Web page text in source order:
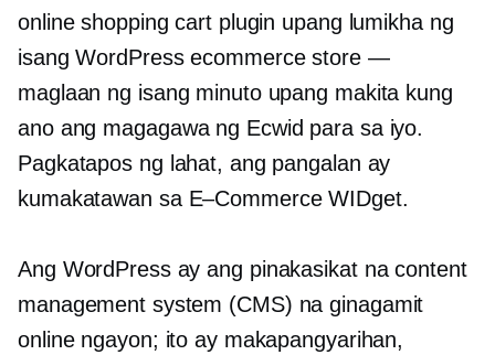
online shopping cart plugin upang lumikha ng
isang WordPress ecommerce store —
maglaan ng isang minuto upang makita kung
ano ang magagawa ng Ecwid para sa iyo.
Pagkatapos ng lahat, ang pangalan ay
kumakatawan sa E–CommerceWIDget.
Ang WordPress ay ang pinakasikat na content
management system (CMS) na ginagamit
online ngayon; ito ay makapangyarihan,